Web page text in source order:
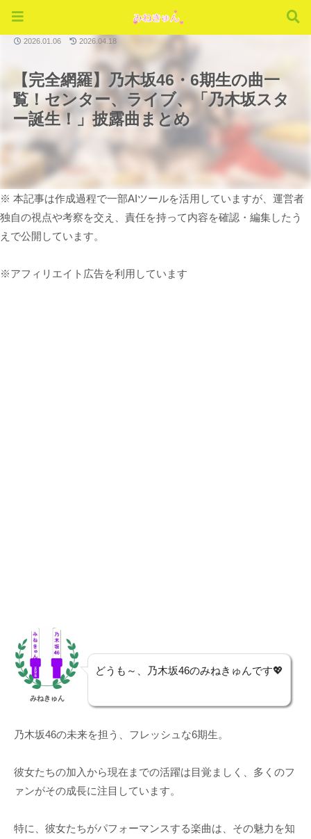
【完全網羅】乃木坂46・6期生の曲一
覧！センター、ライブ、「乃木坂スタ
ー誕生！」披露曲まとめ
ライブ
2026.01.06 2026.04.18
※ 本記事は作成過程で一部AIツールを活用していますが、運営者
独自の視点や考察を交え、責任を持って内容を確認・編集したう
えで公開しています。
※アフィリエイト広告を利用しています
みねきゅん
どうも～、乃木坂46のみねきゅんです💖
乃木坂46の未来を担う、フレッシュな6期生。
彼女たちの加入から現在までの活躍は目覚ましく、多くのフ
ァンがその成長に注目しています。
特に、彼女たちがパフォーマンスする楽曲は、その魅力を知